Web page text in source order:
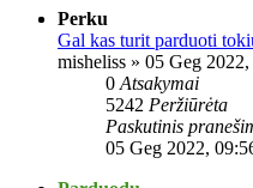
Perku
Gal kas turit parduoti
misheliss » 05 Geg
0 Atsakymai
5242 Peržiūrėta
Paskutinis
05 Geg 2022,